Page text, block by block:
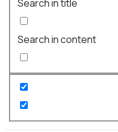
Search in title
Search in content